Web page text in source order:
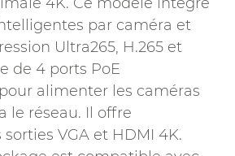
par caméra et
Ultra265, H.265 et
de 4 ports PoE
alimenter les caméras
le réseau. Il offre
VGA et HDMI 4K.